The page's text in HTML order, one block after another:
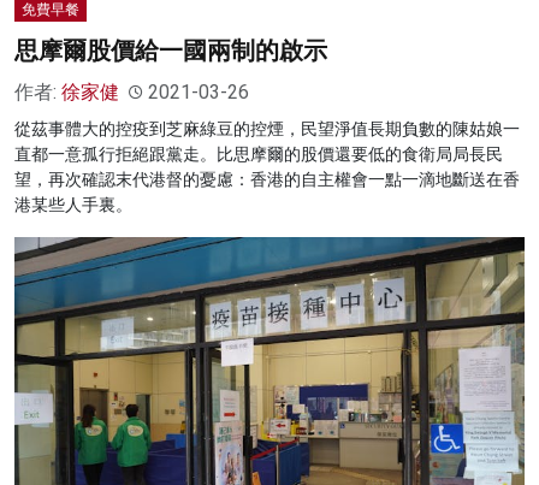
免費早餐
思摩爾股價給一國兩制的啟示
作者: 徐家健 2021-03-26
從茲事體大的控疫到芝麻綠豆的控煙，民望淨值長期負數的陳姑娘一
直都一意孤行拒絕跟黨走。比思摩爾的股價還要低的食衛局局長民
望，再次確認末代港督的憂慮：香港的自主權會一點一滴地斷送在香
港某些人手裏。